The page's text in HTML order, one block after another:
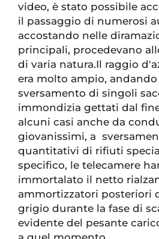
video, è stato possibile
il passaggio di numerosi
accostando nelle
principali, procedevano
di varia natura.Il raggio
era molto ampio,
sversamento di singoli
immondizia gettati dal
alcuni casi anche da
giovanissimi, a
quantitativi di rifiuti
specifico, le telecamere
immortalato il netto
ammortizzatori posteriori
grigio durante la fase di
evidente del pesante